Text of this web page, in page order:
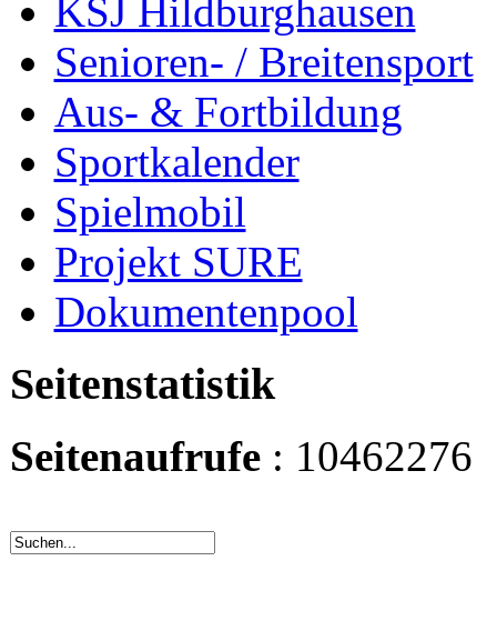
KSJ Hildburghausen
Senioren- / Breitensport
Aus- & Fortbildung
Sportkalender
Spielmobil
Projekt SURE
Dokumentenpool
Seitenstatistik
Seitenaufrufe: 10462276